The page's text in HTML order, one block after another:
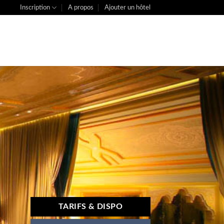
Inscription A propos Ajouter un hôtel
TARIFS & DISPO